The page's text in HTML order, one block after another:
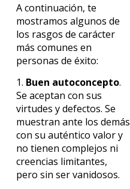
A continuación, te
mostramos algunos de
los rasgos de carácter
más comunes en
personas de éxito:
1. Buen autoconcepto.
Se aceptan con sus
virtudes y defectos. Se
muestran ante los demás
con su auténtico valor y
no tienen complejos ni
creencias limitantes,
pero sin ser vanidosos.